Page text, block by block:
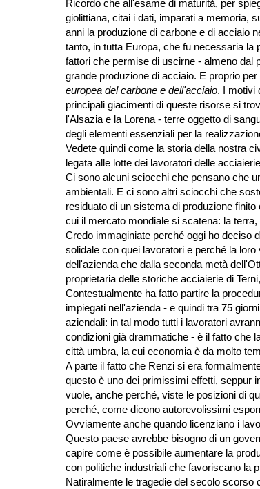
Ricordo che all'esame di maturità, per
giolittiana, citai i dati, imparati a memoria,
anni la produzione di carbone e di acciaio
tanto, in tutta Europa, che fu necessaria
fattori che permise di uscirne - almeno dal
grande produzione di acciaio. E proprio
europea del carbone e dell'acciaio. I motivi
principali giacimenti di queste risorse si
l'Alsazia e la Lorena - terre oggetto di
degli elementi essenziali per la
Vedete quindi come la storia della nostra
legata alle lotte dei lavoratori delle
Ci sono alcuni sciocchi che pensano che
ambientali. E ci sono altri sciocchi che
residuato di un sistema di produzione
cui il mercato mondiale si scatena: la
Credo immaginiate perché oggi ho deciso
solidale con quei lavoratori e perché la
dell'azienda che dalla seconda metà
proprietaria delle storiche acciaierie di
Contestualmente ha fatto partire la
impiegati nell'azienda - e quindi tra 75
aziendali: in tal modo tutti i lavoratori
condizioni già drammatiche - è il fatto che
città umbra, la cui economia è da molto
A parte il fatto che Renzi si era
questo è uno dei primissimi effetti, seppur
vuole, anche perché, viste le posizioni di
perché, come dicono autorevolissimi
Ovviamente anche quando licenziano i
Questo paese avrebbe bisogno di un
capire come è possibile aumentare la
con politiche industriali che favoriscano la
Natiralmente le tragedie del secolo